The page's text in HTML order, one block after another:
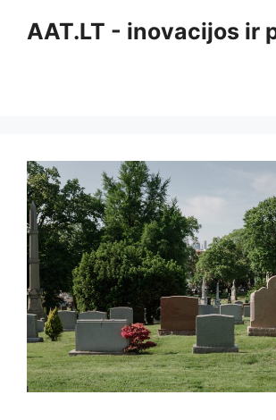
AAT.LT - inovacijos ir